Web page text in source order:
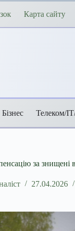
Карта сайту
Бізнес Телеком/
за знищені
27.04.2026